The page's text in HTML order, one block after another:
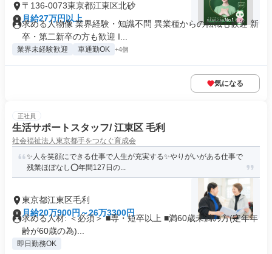
〒136-0073東京都江東区北砂
月給27万円以上
求める人物像 業界経験・知識不問 異業種からの転職も歓迎 新
卒・第二新卒の方も歓迎 I...
業界未経験歓迎 車通勤OK +4個
気になる
正社員
生活サポートスタッフ/ 江東区 毛利
社会福祉法人東京都手をつなぐ育成会
✨人を笑顔にできる仕事で人生が充実する✨やりがいがある仕事で
残業ほぼなし⭕️年間127日の...
東京都江東区毛利
月給20万900円～26万3300円
求める人材: ＜必須＞ ■専・短卒以上 ■満60歳未満の方(定年年
齢が60歳の為)...
即日勤務OK